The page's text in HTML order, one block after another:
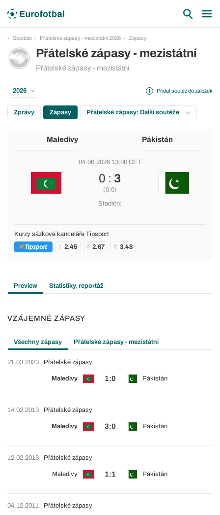
Soutěže Přátelské zápasy - mezistátní 2026 Zápasy
Přátelské zápasy - mezistátní
Přátelské zápasy - mezistátní
Přidat soutěž do záložek
2026
Zprávy Zápasy Přátelské zápasy: Další soutěže
Maledivy Pákistán
04.06.2026 13:00 CET
0 : 3
(0:0)
Stadión:
Kurzy sázkové kanceláře Tipsport
1 2.45 0 2.67 2 3.48
Preview Statistiky, reportáž
VZÁJEMNÉ ZÁPASY
Všechny zápasy Přátelské zápasy - mezistátní
21.03.2023
Maledivy 1:0 Pákistán
Přátelské zápasy
14.02.2013
Maledivy 3:0 Pákistán
Přátelské zápasy
12.02.2013
Maledivy 1:1 Pákistán
Přátelské zápasy
04.12.2011 Přátelské zápasy